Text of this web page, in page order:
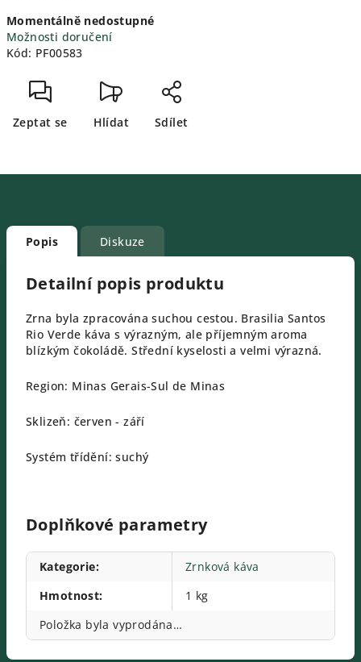
Momentálně nedostupné
Možnosti doručení
Kód: PF00583
Zeptat se Hlídat Sdílet
Popis Diskuze
Detailní popis produktu
Zrna byla zpracována suchou cestou. Brasilia Santos
Rio Verde káva s výrazným, ale příjemným aroma
blízkým čokoládě. Střední kyselosti a velmi výrazná.
Region: Minas Gerais-Sul de Minas
Sklizeň: červen - září
Systém třídění: suchý
Doplňkové parametry
Kategorie:
Zrnková káva
Hmotnost:
1 kg
Položka byla vyprodána…